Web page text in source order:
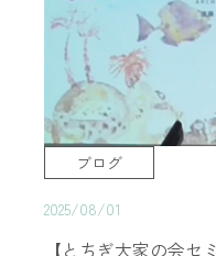
ブログ
2025/08/01